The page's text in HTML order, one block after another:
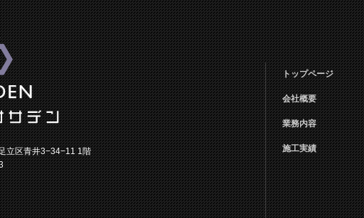
トップページ
会社概要
業務内容
施工実績
立区青井3−34−11 1階